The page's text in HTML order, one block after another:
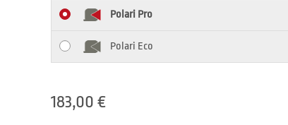
Polari Pro
Polari Eco
183,00 €